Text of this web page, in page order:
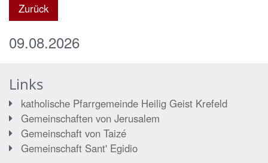
Zurück
09.08.2026
Links
katholische Pfarrgemeinde Heilig Geist Krefeld
Gemeinschaften von Jerusalem
Gemeinschaft von Taizé
Gemeinschaft Sant' Egidio